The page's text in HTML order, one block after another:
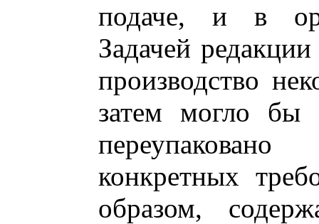
подаче, и в
Задачей
производство
затем могло бы
конкретных
образом,